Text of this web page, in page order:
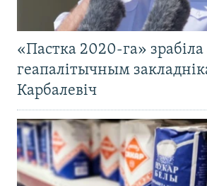
«Пастка 2020-га»
геапалітычным
Карбалевіч